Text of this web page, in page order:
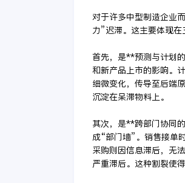
对于许多中型制造企业
力”迟滞。这主要体现在
首先，是**预测与计划
和新产品上市的影响。
细微变化，传导至后端
沉淀在呆滞物料上。
其次，是**跨部门协同
成“部门墙”。销售接单
采购则因信息滞后，无
严重滞后。这种割裂使